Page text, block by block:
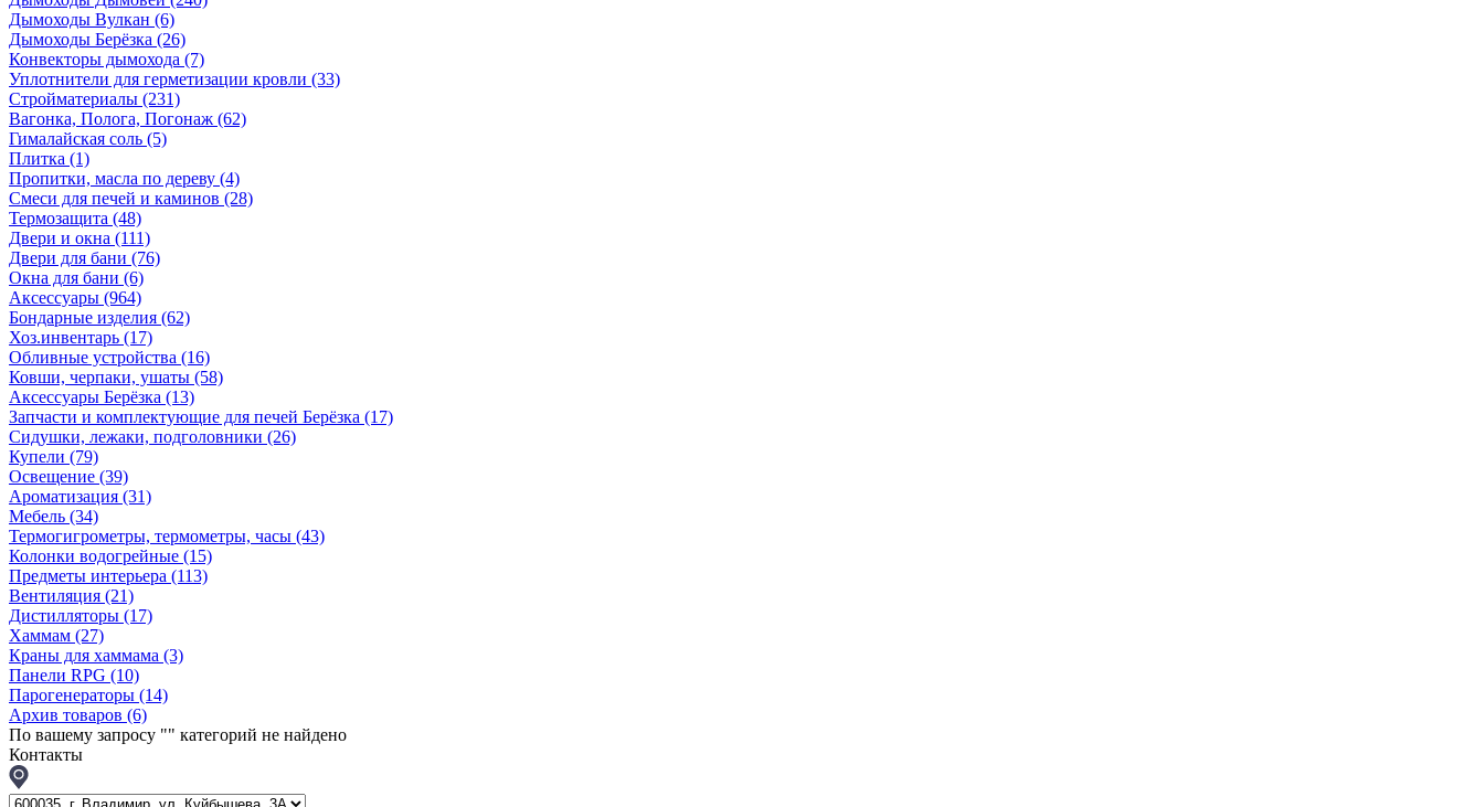
Дымоходы Вулкан (6)
Дымоходы Берёзка (26)
Конвекторы дымохода (7)
Уплотнители для герметизации кровли (33)
Стройматериалы (231)
Вагонка, Полога, Погонаж (62)
Гималайская соль (5)
Плитка (1)
Пропитки, масла по дереву (4)
Смеси для печей и каминов (28)
Термозащита (48)
Двери и окна (111)
Двери для бани (76)
Окна для бани (6)
Аксессуары (964)
Бондарные изделия (62)
Хоз.инвентарь (17)
Обливные устройства (16)
Ковши, черпаки, ушаты (58)
Аксессуары Берёзка (13)
Запчасти и комплектующие для печей Берёзка (17)
Сидушки, лежаки, подголовники (26)
Купели (79)
Освещение (39)
Ароматизация (31)
Мебель (34)
Термогигрометры, термометры, часы (43)
Колонки водогрейные (15)
Предметы интерьера (113)
Вентиляция (21)
Дистилляторы (17)
Хаммам (27)
Краны для хаммама (3)
Панели RPG (10)
Парогенераторы (14)
Архив товаров (6)
По вашему запросу "" категорий не найдено
Контакты